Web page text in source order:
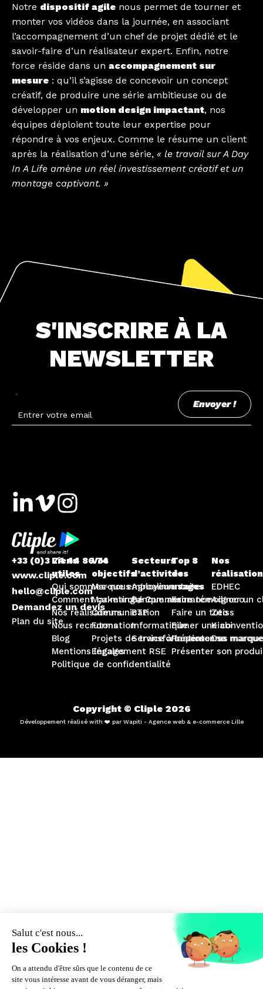
Notre dispositif agile nous permet de tourner et
monter vos vidéos dans la journée, en associant
l’accompagnement d’un chef de projet dédié et le
savoir-faire d’un réalisateur expert. Enfin, notre
force réside dans un accompagnement sur
mesure : qu’il s’agisse de concevoir un concept
créatif, de produire une série ambitieuse ou de
développer un motion design impactant, nos
équipes déploient toute leur expertise pour
répondre à vos enjeux. Comme le résume un client
après la réalisation d’une série, « le travail sur A Day
In A Life amène un réel investissement créatif et un
montage captivant. »
S'INSCRIRE À LA
NEWSLETTER
*
Envoyer !
+33 (0)3 74 44 86 74
www.cliple.com
hello@cliple.com
Demandez un devis
Plan du site
Liens
utiles
Qui sommes-nous
Comment ça marche ?
Nos réalisateurs
Nous recrutons
Blog
Mentions légales
Politique de confidentialité
Vos
objectifs
Marque employeur
Marketing / Commerce
Communication
Formation
Projets de transformation
Engagement RSE
Secteurs
d’activités
Agroalimentaire
Banque assurance
BTP
Informatique
Service à la personne
Top 8
des
usages
Faire témoigner un
Faire un tuto
Filmer une
Présenter sa marque
Présenter son
Nos
EDHEC
Adecco
Zeiss
Kiabi
Des
Copyright © Cliple 2026
Développement réalisé with ❤️ par Wapiti - Agence web & e-commerce Lille